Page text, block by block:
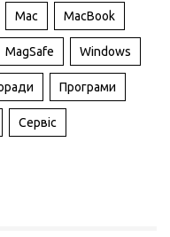
Mac MacBook
MagSafe Windows
Програми
Сервіс